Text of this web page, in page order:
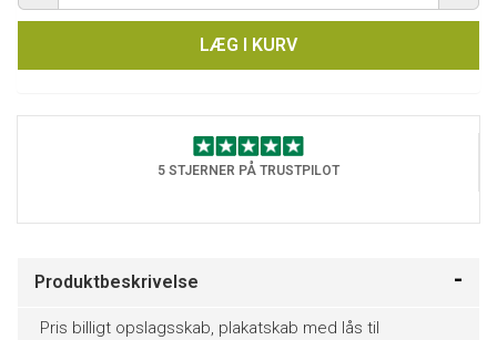
LÆG I KURV
5 STJERNER PÅ TRUSTPILOT
Produktbeskrivelse
Pris billigt opslagsskab, plakatskab med lås til